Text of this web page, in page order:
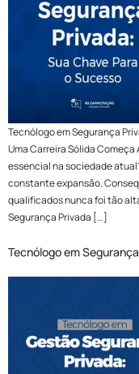
Tecnólogo em Segurança
Uma Carreira Sólida
essencial na sociedade
constante expansão.
qualificados nunca foi tão
Segurança Privada […]
Tecnólogo em